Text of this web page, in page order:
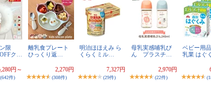
限
ク…
円～
(642件)
離乳食プレート
ひっくり返…
2,270円
(308件)
明治ほほえみ ら
くらくミル…
7,327円
(29件)
母乳実感哺乳び
ん プラスチ…
2,970円
(22件)
ベビー用
乳業 はぐ